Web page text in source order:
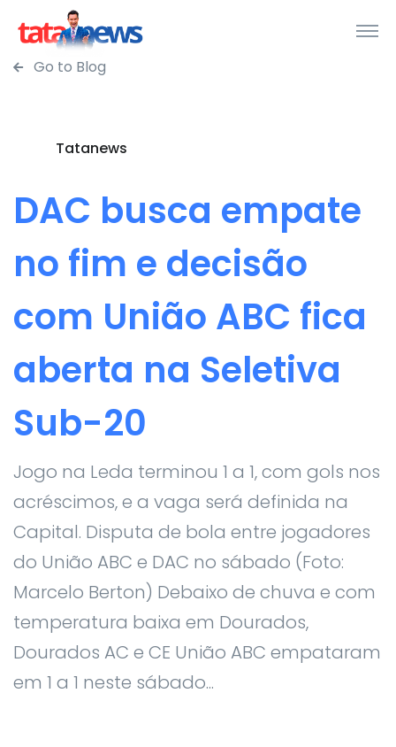
Go to Blog
Tatanews
DAC busca empate
no fim e decisão
com União ABC fica
aberta na Seletiva
Sub-20
Jogo na Leda terminou 1 a 1, com gols nos
acréscimos, e a vaga será definida na
Capital. Disputa de bola entre jogadores
do União ABC e DAC no sábado (Foto:
Marcelo Berton) Debaixo de chuva e com
temperatura baixa em Dourados,
Dourados AC e CE União ABC empataram
em 1 a 1 neste sábado...